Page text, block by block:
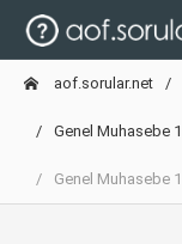
aof.sorular.net
Genel Muhasebe
Genel Muhasebe